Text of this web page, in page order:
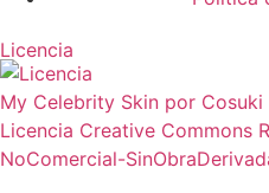
Licencia
My Celebrity Skin por
Licencia Creative Commons
NoComercial-